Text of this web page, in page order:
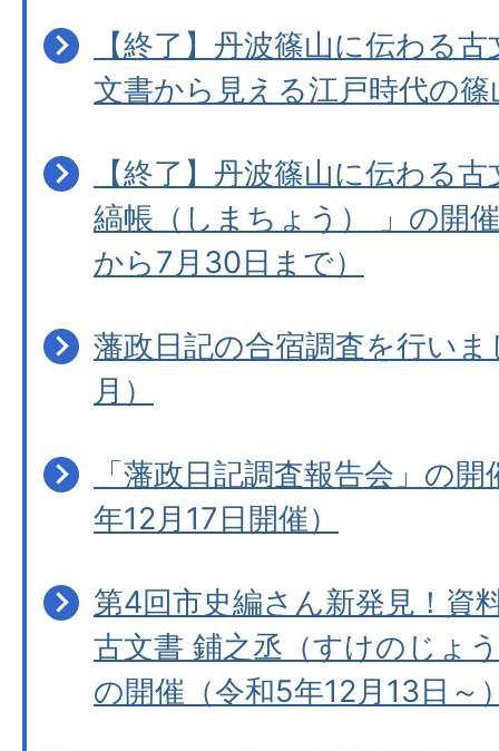
【終了】丹波篠山に伝わる
文書から見える江戸時代の
【終了】丹波篠山に伝わる
縞帳（しまちょう） 」の開
から7月30日まで）
藩政日記の合宿調査を行い
月）
「藩政日記調査報告会」の
年12月17日開催）
第4回市史編さん新発見！資
古文書 鋪之丞（すけのじょ
の開催（令和5年12月13日～